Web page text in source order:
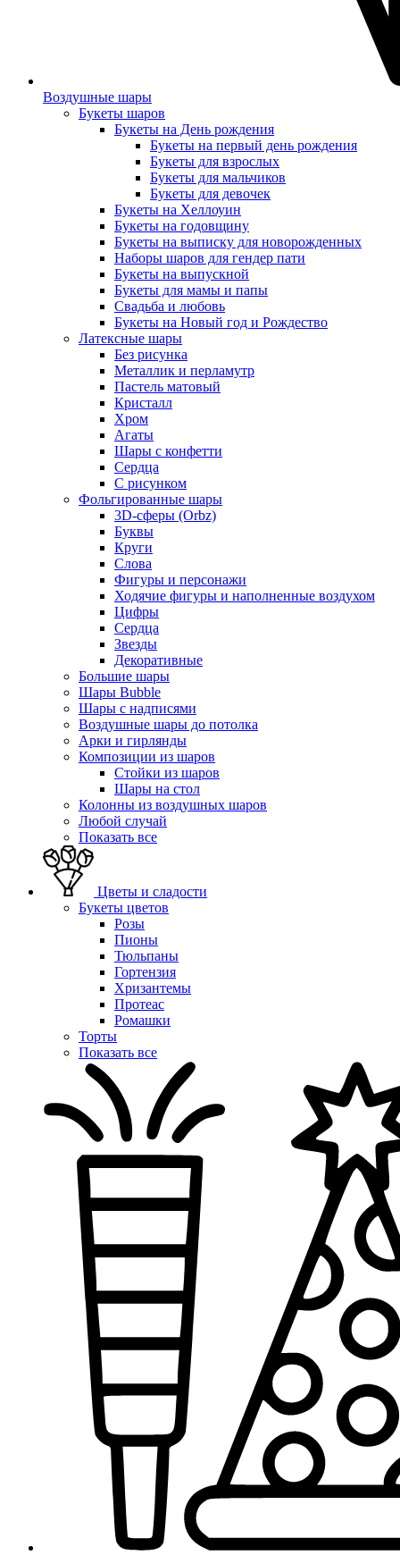
Воздушные шары
Букеты шаров
Букеты на День рождения
Букеты на первый день рождения
Букеты для взрослых
Букеты для мальчиков
Букеты для девочек
Букеты на Хеллоуин
Букеты на годовщину
Букеты на выписку для новорожденных
Наборы шаров для гендер пати
Букеты на выпускной
Букеты для мамы и папы
Свадьба и любовь
Букеты на Новый год и Рождество
Латексные шары
Без рисунка
Металлик и перламутр
Пастель матовый
Кристалл
Хром
Агаты
Шары с конфетти
Сердца
С рисунком
Фольгированные шары
3D-сферы (Orbz)
Буквы
Круги
Слова
Фигуры и персонажи
Ходячие фигуры и наполненные воздухом
Цифры
Сердца
Звезды
Декоративные
Большие шары
Шары Bubble
Шары с надписями
Воздушные шары до потолка
Арки и гирлянды
Композиции из шаров
Стойки из шаров
Шары на стол
Колонны из воздушных шаров
Любой случай
Показать все
Цветы и сладости
Букеты цветов
Розы
Пионы
Тюльпаны
Гортензия
Хризантемы
Протеас
Ромашки
Торты
Показать все